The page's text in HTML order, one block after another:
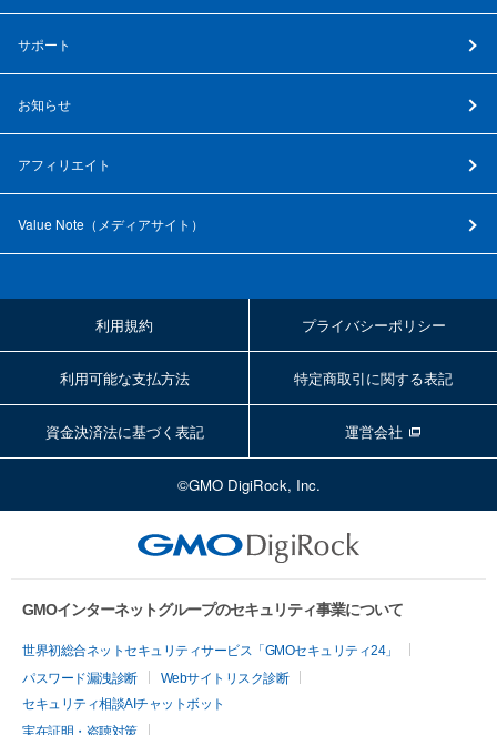
サポート
お知らせ
アフィリエイト
Value Note（ メディアサイト ）
利用規約 プライバシーポリシー
利用可能な支払方法 特定商取引に関する表記
資金決済法に基づく表記 運営会社
©GMO DigiRock, Inc.
GMOインターネットグループのセキュリティ事業について
世界初総合ネットセキュリティサービス「GMOセキュリティ24」
パスワード漏洩診断
Webサイトリスク診断
セキュリティ相談AIチャットボット
実在証明・盗聴対策